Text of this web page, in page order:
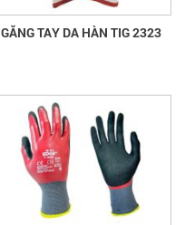
GĂNG TAY DA HÀN TIG 2323